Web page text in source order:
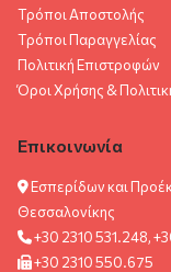
Τρόποι Αποστολής
Τρόποι Παραγγελίας
Πολιτική Επιστροφών
Όροι Χρήσης &
Επικοινωνία
Εσπερίδων και
Θεσσαλονίκης
+30 2310 531.248,
+30 2310 550.675